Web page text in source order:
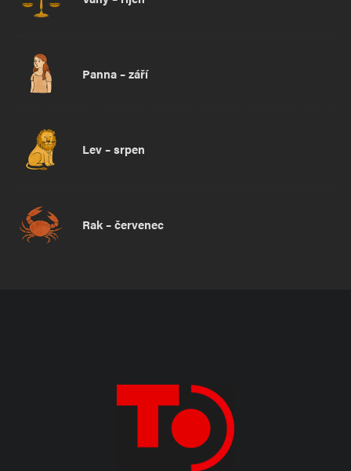
Panna – září
Lev – srpen
Rak – červenec